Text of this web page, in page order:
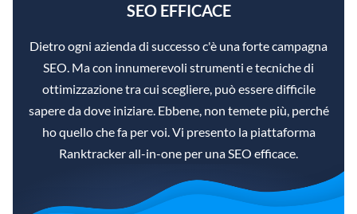
SEO EFFICACE
Dietro ogni azienda di successo c'è una forte campagna
SEO. Ma con innumerevoli strumenti e tecniche di
ottimizzazione tra cui scegliere, può essere difficile
sapere da dove iniziare. Ebbene, non temete più, perché
ho quello che fa per voi. Vi presento la piattaforma
Ranktracker all-in-one per una SEO efficace.